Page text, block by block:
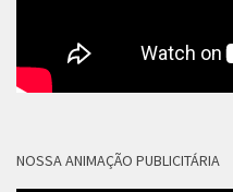
NOSSA ANIMAÇÃO PUBLICITÁRIA